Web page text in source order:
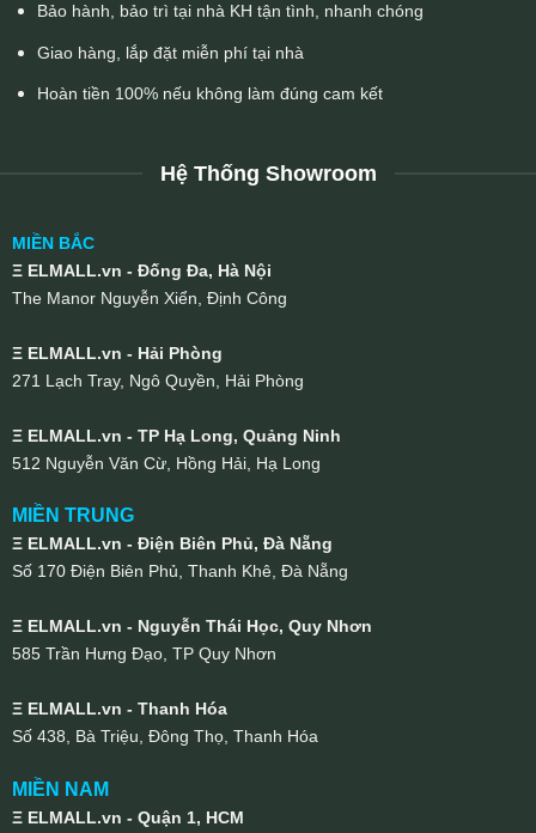
Bảo hành, bảo trì tại nhà KH tận tình, nhanh chóng
Giao hàng, lắp đặt miễn phí tại nhà
Hoàn tiền 100% nếu không làm đúng cam kết
Hệ Thống Showroom
MIỀN BẮC
Ξ ELMALL.vn - Đống Đa, Hà Nội
The Manor Nguyễn Xiển, Định Công
Ξ ELMALL.vn - Hải Phòng
271 Lạch Tray, Ngô Quyền, Hải Phòng
Ξ ELMALL.vn - TP Hạ Long, Quảng Ninh
512 Nguyễn Văn Cừ, Hồng Hải, Hạ Long
MIỀN TRUNG
Ξ ELMALL.vn - Điện Biên Phủ, Đà Nẵng
Số 170 Điện Biên Phủ, Thanh Khê, Đà Nẵng
Ξ ELMALL.vn - Nguyễn Thái Học, Quy Nhơn
585 Trần Hưng Đạo, TP Quy Nhơn
Ξ ELMALL.vn - Thanh Hóa
Số 438, Bà Triệu, Đông Thọ, Thanh Hóa
MIỀN NAM
Ξ ELMALL.vn - Quận 1, HCM